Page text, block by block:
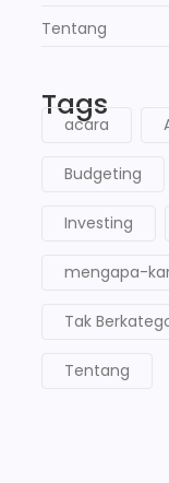
Tentang
Tags
acara
Budgeting
Investing
mengapa-
Tak
Tentang